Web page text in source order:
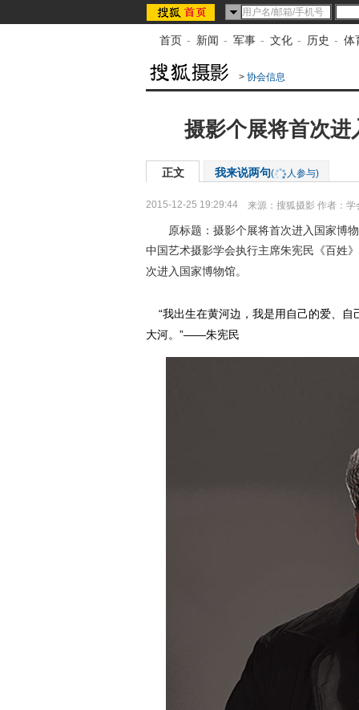
首页 - 新闻 - 军事 - 文化 - 历史 - 体
> 协会信息
摄影个展将首次
正文 我来说两句( 人参与)
2015-12-25 19:29:44 来源： 搜狐摄影 作者：学
原标题：摄影个展将首次进入国家博
中国艺术摄影学会执行主席朱宪民《百姓
次进入国家博物馆。
“我出生在黄河边，我是用自己的爱、自
大河。”——朱宪民